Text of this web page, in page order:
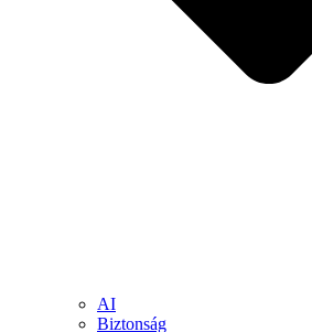
AI
Biztonság